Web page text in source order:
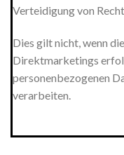
Verteidigung von
Dies gilt nicht, wenn
Direktmarketings
personenbezogenen
verarbeiten.